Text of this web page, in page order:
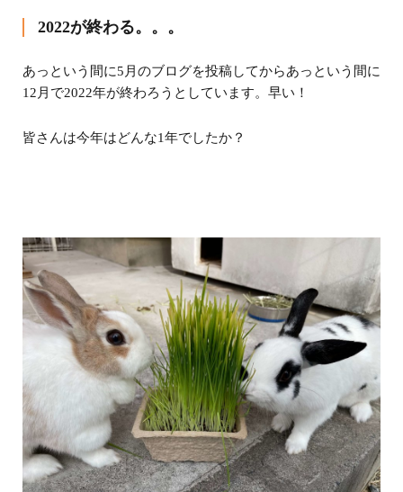
2022が終わる。。。
あっという間に5月のブログを投稿してからあっという間に
12月で2022年が終わろうとしています。早い！
皆さんは今年はどんな1年でしたか？